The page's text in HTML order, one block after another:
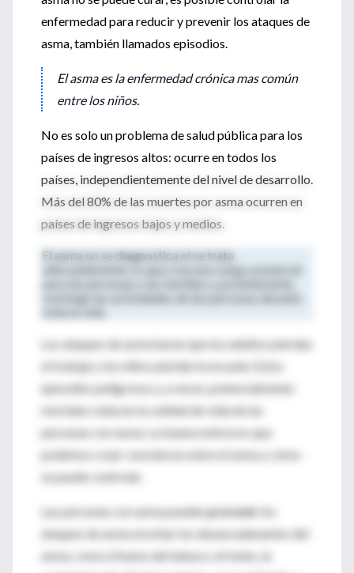
enfermedad para reducir y prevenir los ataques de
asma, también llamados episodios.
El asma es la enfermedad crónica mas común
entre los niños.
No es solo un problema de salud pública para los
países de ingresos altos: ocurre en todos los
países, independientemente del nivel de desarrollo.
Más del 80% de las muertes por asma ocurren en
países de ingresos bajos y medios.
El asma no se diagnostica ni se trata
adecuadamente, lo que crea una carga sustancial
Los ataques de asma hacen que los adultos pierdan
el trabajo y los niños pierdan la escuela. Estos
episodios peligrosos y, a veces, potencialmente
mortales reducen la calidad de vida de las
personas con asma. La buena noticia es que
podemos crear conciencia sobre el asma y cómo
se puede controlar.
Las personas con asma puedenprevenir los
ataques de asma al evitar los desencadenantes del
asma, como el humo del tabaco, el moho, la